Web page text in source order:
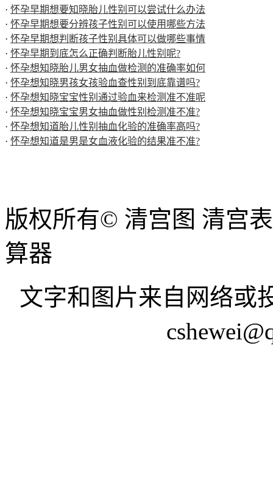
· 怀孕早期想要知晓胎儿性别可以尝试什么办法
· 怀孕早期想要分辨孩子性别可以使用哪些方法
· 怀孕早期想判断孩子性别具体可以做哪些事情
· 怀孕早期到底怎么正确判断胎儿性别呢?
· 怀孕想知晓胎儿男女抽血做检测的准确率如何
· 怀孕想知晓男孩女孩验血查性别到底靠谱吗?
· 怀孕想知晓宝宝性别通过验血来检测准不准呢
· 怀孕想知晓宝宝男女抽血做性别检测准不准?
· 怀孕想知道胎儿性别抽血化验的准确率高吗?
· 怀孕想知道是男是女血液化验的结果准不准?
版权所有© 清宫图 清宫
算器
文字和图片来自网络或